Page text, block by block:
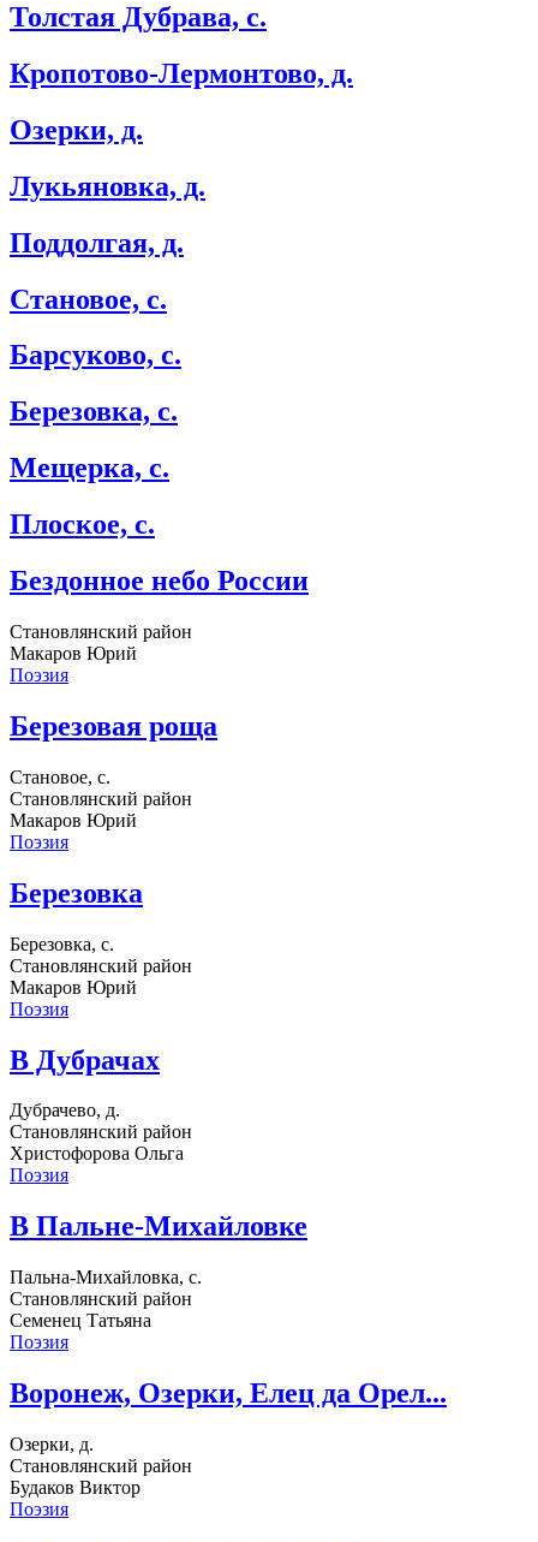
Толстая Дубрава, с.
Кропотово-Лермонтово, д.
Озерки, д.
Лукьяновка, д.
Поддолгая, д.
Становое, с.
Барсуково, с.
Березовка, с.
Мещерка, с.
Плоское, с.
Бездонное небо России
Становлянский район
Макаров Юрий
Поэзия
Березовая роща
Становое, с.
Становлянский район
Макаров Юрий
Поэзия
Березовка
Березовка, с.
Становлянский район
Макаров Юрий
Поэзия
В Дубрачах
Дубрачево, д.
Становлянский район
Христофорова Ольга
Поэзия
В Пальне-Михайловке
Пальна-Михайловка, с.
Становлянский район
Семенец Татьяна
Поэзия
Воронеж, Озерки, Елец да Орел...
Озерки, д.
Становлянский район
Будаков Виктор
Поэзия